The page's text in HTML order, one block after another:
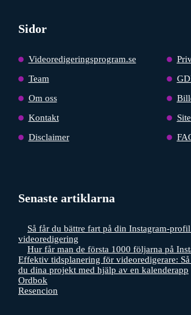
Sidor
Videoredigeringsprogram.se
Team
Om oss
Kontakt
Disclaimer
Senaste artiklarna
Så får du bättre fart på din Instagram-
videoredigering
Hur får man de första 1000 följarna på
Effektiv tidsplanering för videoredigerare: Så
du dina projekt med hjälp av en kalenderapp
Ordbok
Resencion